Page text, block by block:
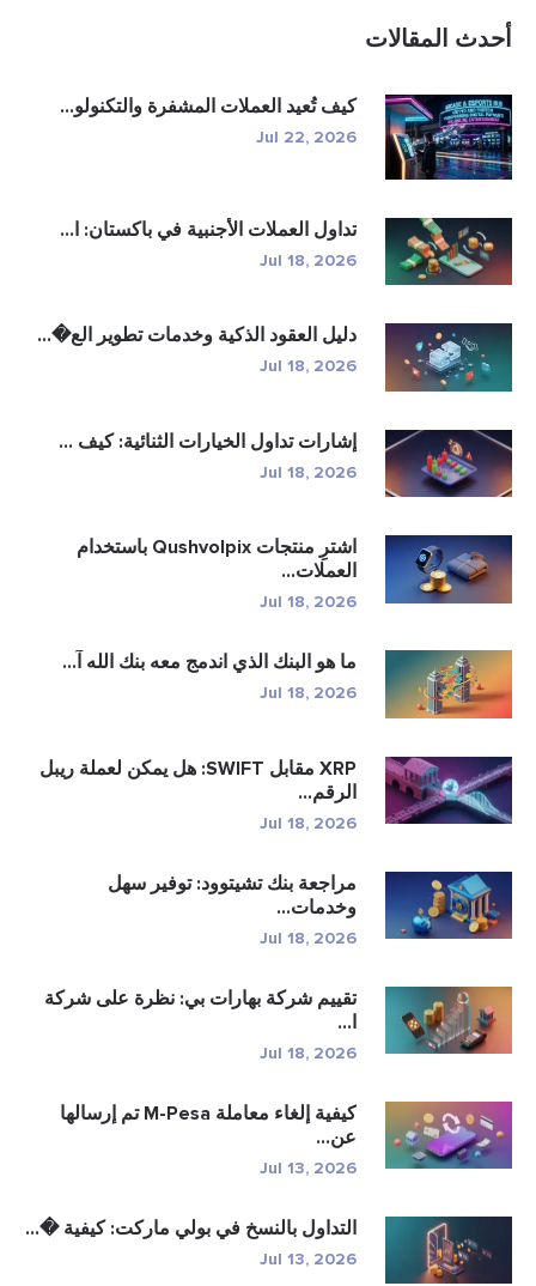
أحدث المقالات
كيف تُعيد العملات المشفرة والتكنولو...
Jul 22, 2026
تداول العملات الأجنبية في باكستان: ا...
Jul 18, 2026
دليل العقود الذكية وخدمات تطوير الع�...
Jul 18, 2026
إشارات تداول الخيارات الثنائية: كيف ...
Jul 18, 2026
اشترِ منتجات Qushvolpix باستخدام
العملات...
Jul 18, 2026
ما هو البنك الذي اندمج معه بنك الله آ...
Jul 18, 2026
XRP مقابل SWIFT: هل يمكن لعملة ريبل
الرقم...
Jul 18, 2026
مراجعة بنك تشيتوود: توفير سهل
وخدمات...
Jul 18, 2026
تقييم شركة بهارات بي: نظرة على شركة
ا...
Jul 18, 2026
كيفية إلغاء معاملة M-Pesa تم إرسالها
عن...
Jul 13, 2026
التداول بالنسخ في بولي ماركت: كيفية �...
Jul 13, 2026